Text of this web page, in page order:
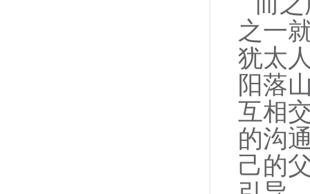
之一
犹太
阳落
互相
的沟
己的